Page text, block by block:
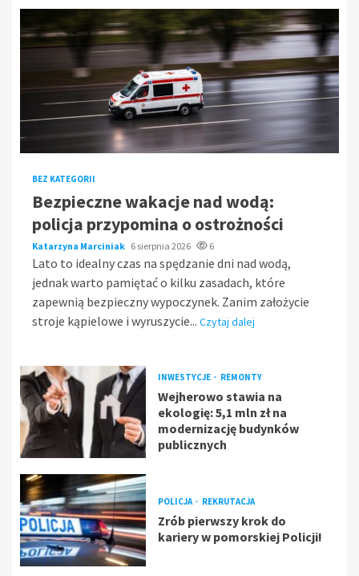
BEZ KATEGORII
Bezpieczne wakacje nad wodą:
policja przypomina o ostrożności
Katarzyna Marciniak 6 sierpnia 2026 6
Lato to idealny czas na spędzanie dni nad wodą,
jednak warto pamiętać o kilku zasadach, które
zapewnią bezpieczny wypoczynek. Zanim założycie
stroje kąpielowe i wyruszycie... Czytaj dalej
INWESTYCJE REMONTY
Wejherowo stawia na
ekologię: 5,1 mln zł na
modernizację budynków
publicznych
POLICJA REKRUTACJA
Zrób pierwszy krok do
kariery w pomorskiej Policji!